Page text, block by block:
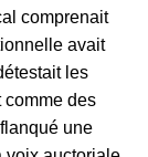
comprenait
avait
les
comme des
une